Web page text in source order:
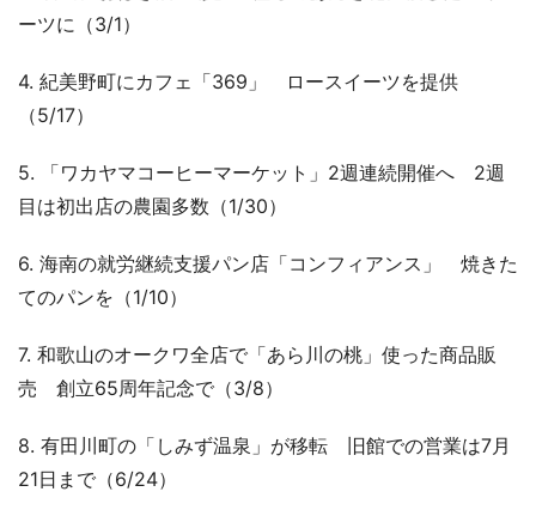
ーツに（3/1）
4. 紀美野町にカフェ「369」 ロースイーツを提供
（5/17）
5. 「ワカヤマコーヒーマーケット」2週連続開催へ 2週
目は初出店の農園多数（1/30）
6. 海南の就労継続支援パン店「コンフィアンス」 焼きた
てのパンを（1/10）
7. 和歌山のオークワ全店で「あら川の桃」使った商品販
売 創立65周年記念で（3/8）
8. 有田川町の「しみず温泉」が移転 旧館での営業は7月
21日まで（6/24）